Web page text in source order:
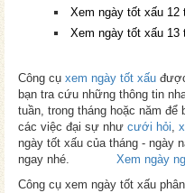
Xem ngày tốt xấu 12
Xem ngày tốt xấu 13
Công cụ xem ngày tốt xấu
bạn tra cứu những thông tin
tuần, trong tháng hoặc năm
các việc đại sự như cưới hỏi,
ngày tốt xấu của tháng - ngày
ngay nhé.
Xem ngày
Công cụ xem ngày tốt xấu